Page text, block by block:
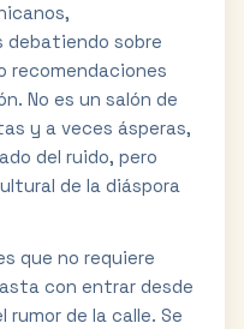
debatiendo sobre
recomendaciones
No es un salón de
y a veces ásperas,
del ruido, pero
de la diáspora
que no requiere
con entrar desde
rumor de la calle. Se